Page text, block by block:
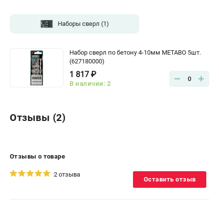
Наборы сверл (1)
Набор сверл по бетону 4-10мм METABO 5шт.
(627180000)
1 817 ₽
В наличии: 2
0
Отзывы (2)
Отзывы о товаре
2 отзыва
Оставить отзыв